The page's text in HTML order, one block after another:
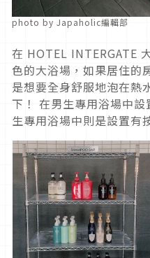
photo by Japaholic編輯部
在 HOTEL INTERGATE
色的大浴場，如果居住的
是想要全身舒服地泡在熱
下！ 在男生專用浴場中
生專用浴場中則是設置有